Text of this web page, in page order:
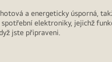
a energeticky úsporná,
elektroniky, jejichž
jste připraveni.